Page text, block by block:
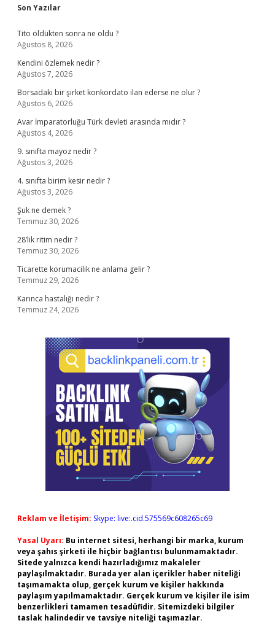
Sidebar
Son Yazılar
Tito öldükten sonra ne oldu ?
Ağustos 8, 2026
Kendini özlemek nedir ?
Ağustos 7, 2026
Borsadaki bir şirket konkordato ilan ederse ne olur ?
Ağustos 6, 2026
Avar İmparatorluğu Türk devleti arasında mıdır ?
Ağustos 4, 2026
9. sınıfta mayoz nedir ?
Ağustos 3, 2026
4. sınıfta birim kesir nedir ?
Ağustos 3, 2026
Şuk ne demek ?
Temmuz 30, 2026
28’lik ritim nedir ?
Temmuz 30, 2026
Ticarette korumacilik ne anlama gelir ?
Temmuz 29, 2026
Karınca hastalığı nedir ?
Temmuz 24, 2026
Reklam ve İletişim: Skype: live:.cid.575569c608265c69
Yasal Uyarı: Bu internet sitesi, herhangi bir marka, kurum
veya şahıs şirketi ile hiçbir bağlantısı bulunmamaktadır.
Sitede yalnızca kendi hazırladığımız makaleler
paylaşılmaktadır. Burada yer alan içerikler haber niteliği
taşımamakta olup, gerçek kurum ve kişiler hakkında
paylaşım yapılmamaktadır. Gerçek kurum ve kişiler ile isim
benzerlikleri tamamen tesadüfidir. Sitemizdeki bilgiler
taslak halindedir ve tavsiye niteliği taşımazlar.